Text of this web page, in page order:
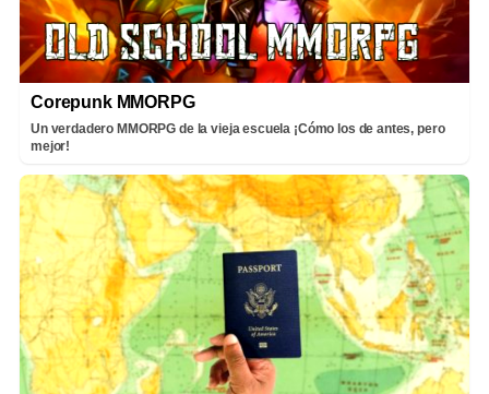
Corepunk MMORPG
Un verdadero MMORPG de la vieja escuela ¡Cómo los de antes, pero
mejor!